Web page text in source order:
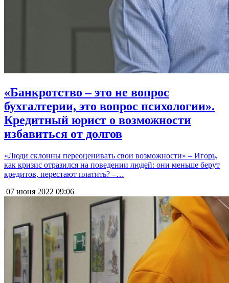
«Банкротство – это не вопрос
бухгалтерии, это вопрос психологии».
Кредитный юрист о возможности
избавиться от долгов
«Люди склонны переоценивать свои возможности» – Игорь,
как кризис отразился на поведении людей: они меньше берут
кредитов, перестают платить? –…
07 июня 2022 09:06